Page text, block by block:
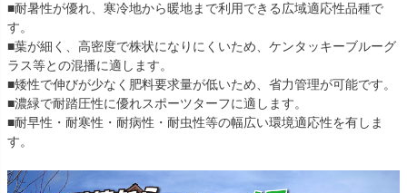
■耐暑性が優れ、寒冷地から暖地まで利用できる広域適応性品種で
す。
■葉が細く、高密度で株状になりにくいため、ケンタッキーブルーグ
ラス等との混播に適します。
■矮性で伸びが少なく肥料要求量が低いため、省力管理が可能です。
■濃緑で耐踏圧性に優れスポーツターフに適します。
■耐早性・耐寒性・耐病性・耐虫性等の幅広い環境適応性を有しま
す。